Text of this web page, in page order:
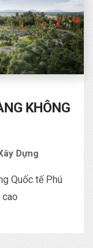
KHÔNG
Dựng
Quốc tế Phú